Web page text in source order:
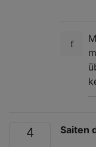
4
Saiten